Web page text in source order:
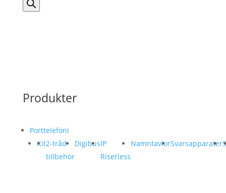
search
Produkter
Porttelefoni
Kit2-tråd
tillbehör
DigibusIP
Riserless
NamntavlorSvarsapparater